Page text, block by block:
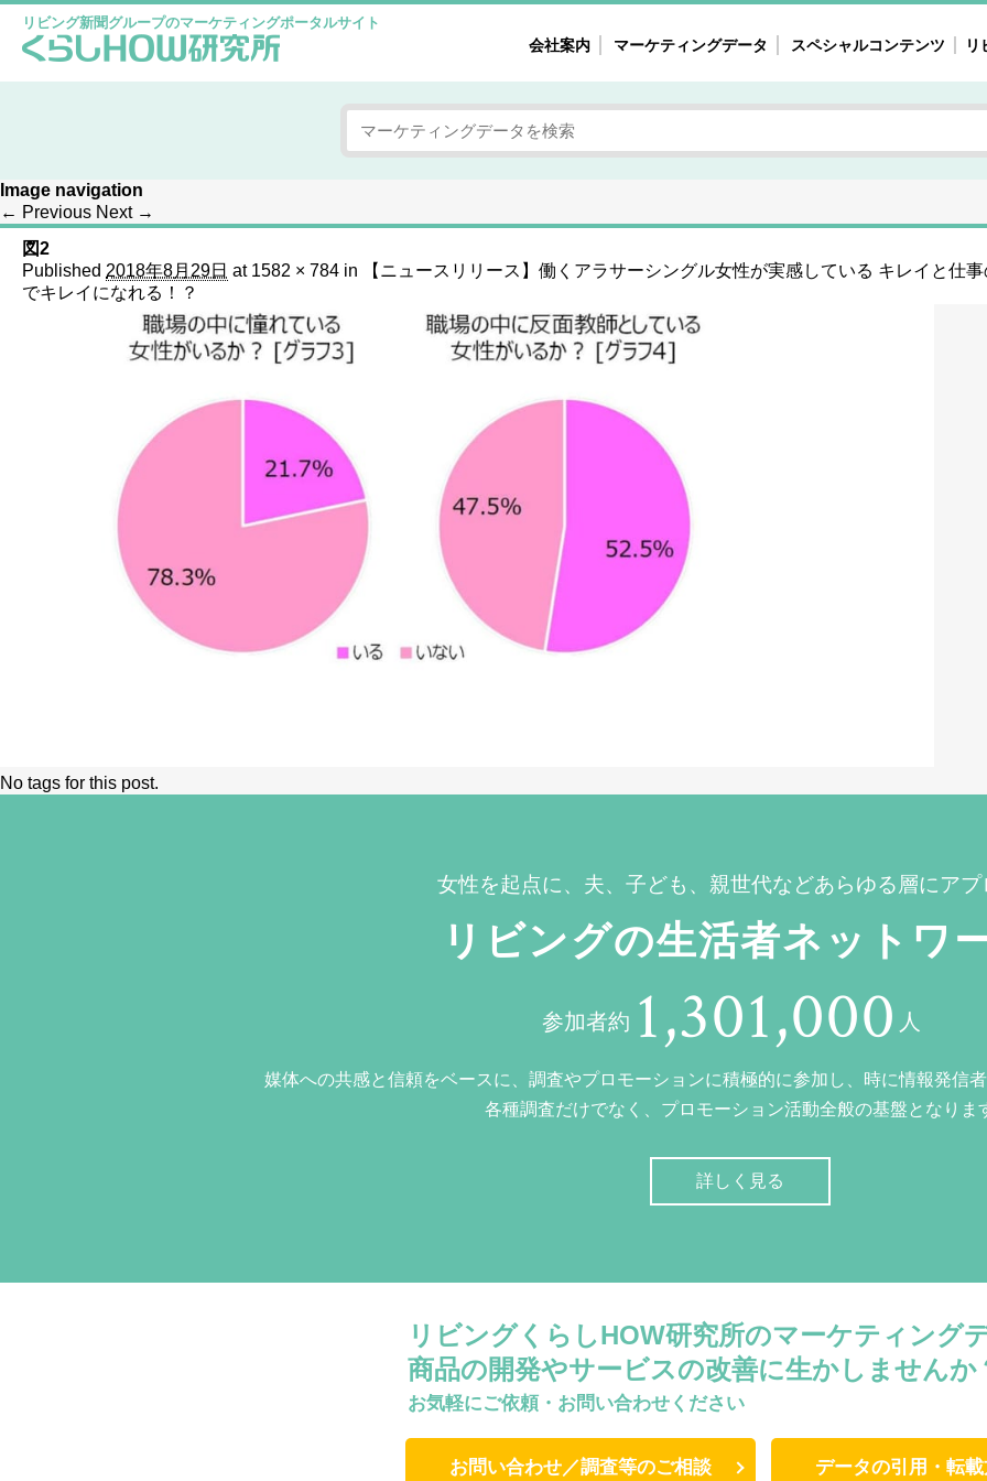
リビング新聞グループのマーケティングポータルサイト
会社案内 マーケティングデータ スペシャルコンテンツ
女性の気持ちと消費がリアルに見える
自主調査レポート
次にコレ来る!?
不便・不満の声
注目タ
40'
母
園
女性のマーケットがリアルに見える
暮らしの歳時記と消費
業界インタビュー
リ
Image navigation
← Previous Next →
図2
Published 2018年8月29日 at 1582 × 784 in
【ニュースリリース】働くアラサーシングル女性が実感している キレイと仕
でキレイになれる！？
No tags for this post.
女性を起点に、夫、子ども、親世代などあらゆる層にアプ
リビングの生活者ネットワ
参加者約 1,301,000 人
媒体への共感と信頼をベースに、調査やプロモーションに積極的に参加し、時に情報発信
各種調査だけでなく、プロモーション活動全般の基盤となりま
詳しく見る
リビングくらしHOW研究所のマーケティング
商品の開発やサービスの改善に生かしませんか
お気軽にご依頼・お問い合わせください
お問い合わせ／調査等のご相談 データの引用・転